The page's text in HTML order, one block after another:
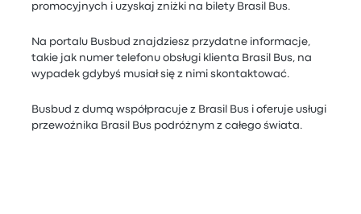
promocyjnych i uzyskaj zniżki na bilety Brasil Bus.
Na portalu Busbud znajdziesz przydatne informacje,
takie jak numer telefonu obsługi klienta Brasil Bus, na
wypadek gdybyś musiał się z nimi skontaktować.
Busbud z dumą współpracuje z Brasil Bus i oferuje usługi
przewoźnika Brasil Bus podróżnym z całego świata.